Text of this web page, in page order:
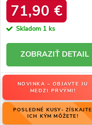
71,90 €
Skladom 1 ks
DETAIL
NOVINKA – OBJAVTE JU
MEDZI PRVÝMI!
POSLEDNÉ KUSY- ZÍSKAJTE
ICH KÝM MÔŽETE!